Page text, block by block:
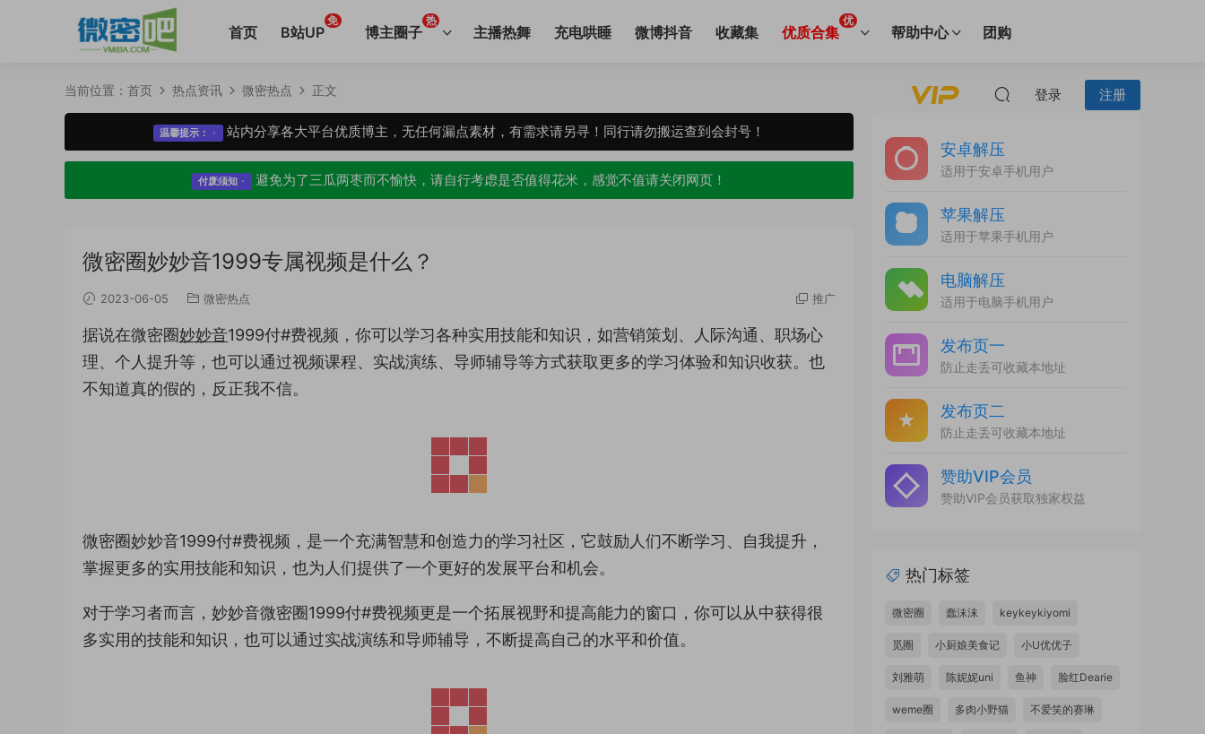
首页 B站UP
免
博主圈子
热
主播热舞 充电哄睡 微博抖音 收藏集 优质合集
优
帮助中心 团购
登录 注册
当前位置： 首页 热点资讯 微密热点 正文
温馨提示： 站内分享各大平台优质博主，无任何漏点素材，有需求请另寻！同行请勿搬运查到会封号！
付废须知 避免为了三瓜两枣而不愉快，请自行考虑是否值得花米，感觉不值请关闭网页！
微密圈妙妙音1999专属视频是什么？
2023-06-05 微密热点 推广
据说在微密圈妙妙音1999付#费视频，你可以学习各种实用技能和知识，如营销策划、人际沟通、职场心
理、个人提升等，也可以通过视频课程、实战演练、导师辅导等方式获取更多的学习体验和知识收获。也
不知道真的假的，反正我不信。
微密圈妙妙音1999付#费视频，是一个充满智慧和创造力的学习社区，它鼓励人们不断学习、自我提升，
掌握更多的实用技能和知识，也为人们提供了一个更好的发展平台和机会。
对于学习者而言，妙妙音微密圈1999付#费视频更是一个拓展视野和提高能力的窗口，你可以从中获得很
多实用的技能和知识，也可以通过实战演练和导师辅导，不断提高自己的水平和价值。
安卓解压
适用于安卓手机用户
苹果解压
适用于苹果手机用户
电脑解压
适用于电脑手机用户
发布页一
防止走丢可收藏本地址
发布页二
防止走丢可收藏本地址
赞助VIP会员
赞助VIP会员获取独家权益
热门标签
微密圈 蠢沫沫 keykeykiyomi
觅圈 小厨娘美食记 小U优优子
刘雅萌 陈妮妮uni 鱼神 脸红Dearie
weme圈 多肉小野猫 不爱笑的赛琳